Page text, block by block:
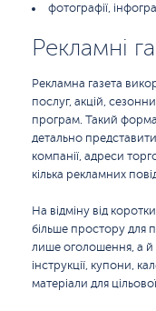
фотографії,
Рекламні
Рекламна газета
послуг, акцій,
програм. Такий
детально
компанії, адреси
кілька рекламних
На відміну від
більше простору для
лише оголошення, а й
інструкції, купони,
матеріали для